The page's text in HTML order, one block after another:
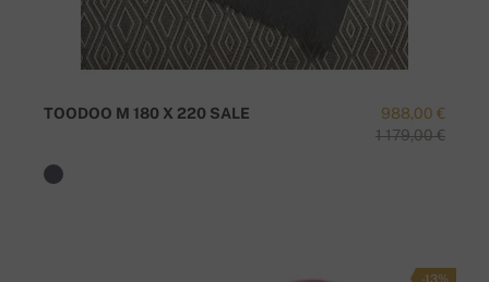
988,00 €
1 179,00 €
TOODOO M 180 X 220 SALE
-13%